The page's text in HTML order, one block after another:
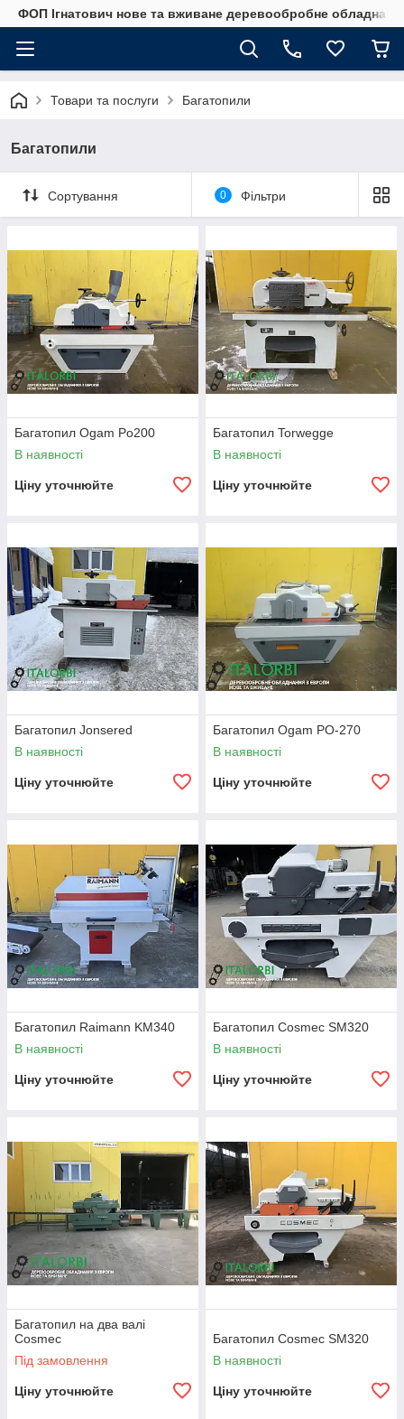
ФОП Ігнатович нове та вживане деревообробне
Товари та послуги Багатопили
Багатопили
Сортування 0 Фільтри
Багатопил Ogam Po200
В наявності
Ціну уточнюйте
Багатопил Torwegge
В наявності
Ціну уточнюйте
Багатопил Jonsered
В наявності
Ціну уточнюйте
Багатопил Ogam PO-270
В наявності
Ціну уточнюйте
Багатопил Raimann KM340
В наявності
Ціну уточнюйте
Багатопил Cosmec SM320
В наявності
Ціну уточнюйте
Багатопил на два валі
Cosmec
Під замовлення
Ціну уточнюйте
Багатопил Cosmec SM320
В наявності
Ціну уточнюйте